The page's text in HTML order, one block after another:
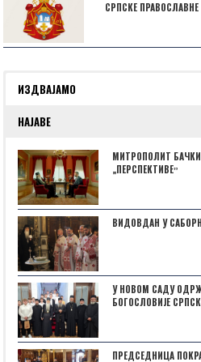
СРПСКЕ
ИЗДВАЈАМО
НАЈАВЕ
МИТРОПОЛИТ
„ПЕРСПЕКТИВЕˮ
ВИДОВДАН У
У НОВОМ САДУ
БОГОСЛОВИЈЕ
ПРЕДСЕДНИЦА